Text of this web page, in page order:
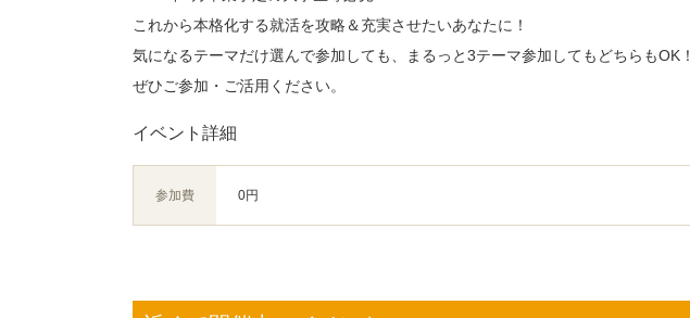
これから本格化する就活を攻略＆充実させたいあなたに！
気になるテーマだけ選んで参加しても、まるっと3テーマ参加してもどちらもOK！
ぜひご参加・ご活用ください。
イベント詳細
参加費 0円